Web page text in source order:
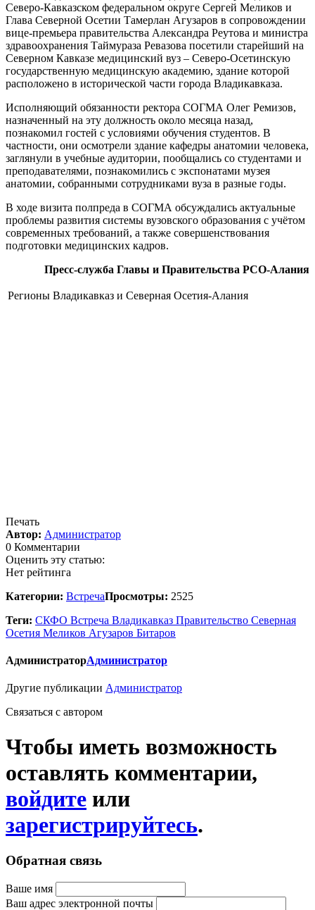
Северо-Кавказском федеральном округе Сергей Меликов и
Глава Северной Осетии Тамерлан Агузаров в сопровождении
вице-премьера правительства Александра Реутова и министра
здравоохранения Таймураза Ревазова посетили старейший на
Северном Кавказе медицинский вуз – Северо-Осетинскую
государственную медицинскую академию, здание которой
расположено в исторической части города Владикавказа.
Исполняющий обязанности ректора СОГМА Олег Ремизов,
назначенный на эту должность около месяца назад,
познакомил гостей с условиями обучения студентов. В
частности, они осмотрели здание кафедры анатомии человека,
заглянули в учебные аудитории, пообщались со студентами и
преподавателями, познакомились с экспонатами музея
анатомии, собранными сотрудниками вуза в разные годы.
В ходе визита полпреда в СОГМА обсуждались актуальные
проблемы развития системы вузовского образования с учётом
современных требований, а также совершенствования
подготовки медицинских кадров.
Пресс-служба Главы и Правительства РСО-Алания
Регионы Владикавказ и Северная Осетия-Алания
Печать
Автор: Администратор
0 Комментарии
Оценить эту статью:
Нет рейтинга
Категории: ВстречаПросмотры: 2525
Теги: СКФО Встреча Владикавказ Правительство Северная
Осетия Меликов Агузаров Битаров
АдминистраторАдминистратор
Другие публикации Администратор
Связаться c автором
Чтобы иметь возможность
оставлять комментарии,
войдите или
зарегистрируйтесь.
Обратная связь
Ваше имя
Ваш адрес электронной почты